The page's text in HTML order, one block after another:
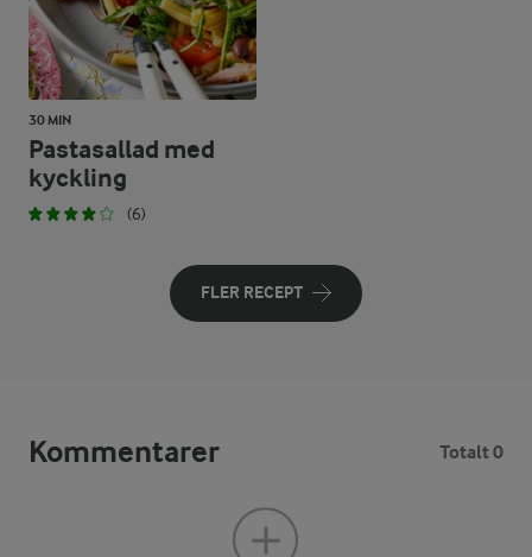
30 MIN
Pastasallad med
kyckling
(6)
FLER RECEPT
Kommentarer Totalt 0